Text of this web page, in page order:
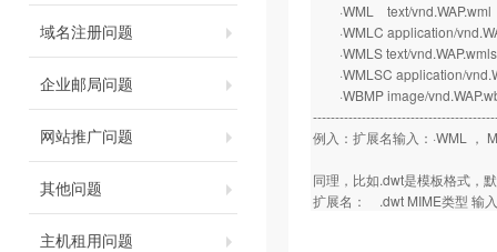
域名注册问题
企业邮局问题
网站推广问题
其他问题
主机租用问题
·WML text/vnd.WAP.wml
·WMLC application/
·WMLS text/
·WMLSC application/
·WBMP image/
例入：扩展名输入：·WML ，
同理，比如.dwt是模板格式，
扩展名： .dwt MIME类型 输